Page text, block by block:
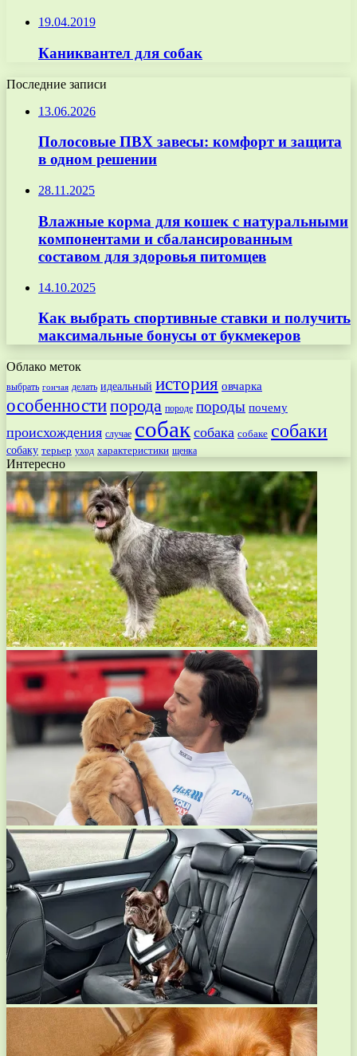
19.04.2019
Каниквантел для собак
Последние записи
13.06.2026
Полосовые ПВХ завесы: комфорт и защита
в одном решении
28.11.2025
Влажные корма для кошек с натуральными
компонентами и сбалансированным
составом для здоровья питомцев
14.10.2025
Как выбрать спортивные ставки и получить
максимальные бонусы от букмекеров
Облако меток
выбрать гончая делать идеальный история овчарка
особенностипорода породе породы почему
происхождения случае собак собака собаке собаки
собаку терьер уход характеристики щенка
Интересно